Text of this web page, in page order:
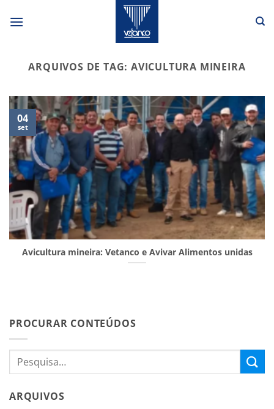
ARQUIVOS DE TAG:AVICULTURA MINEIRA
Avicultura mineira: Vetanco e Avivar Alimentos unidas
04
set
PROCURAR CONTEÚDOS
ARQUIVOS